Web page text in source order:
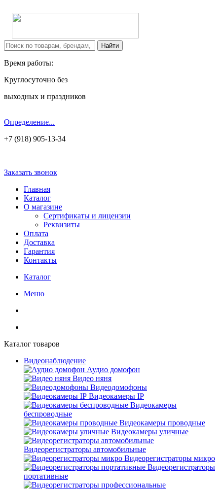
Время работы:
Круглосуточно без
выходных и праздников
Определение...
+7 (918) 905-13-34
Заказать звонок
Главная
Каталог
О магазине
Сертификаты и лицензии
Реквизиты
Оплата
Доставка
Гарантия
Контакты
Каталог
Меню
Каталог товаров
Видеонаблюдение
Аудио домофон
Видео няня
Видеодомофоны
Видеокамеры IP
Видеокамеры
беспроводные
Видеокамеры проводные
Видеокамеры уличные
Видеорегистраторы автомобильные
Видеорегистраторы микро
Видеорегистраторы
портативные